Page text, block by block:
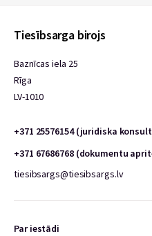
Tiesībsarga birojs
Baznīcas iela 25
Rīga
LV-1010
+371 25576154 (juridiska
+371 67686768 (dokumentu
tiesibsargs@tiesibsargs.lv
Par iestādi